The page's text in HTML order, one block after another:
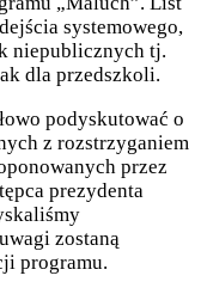
systemowego,
niepublicznych tj.
dla przedszkoli.
podyskutować o
z rozstrzyganiem
przez
prezydenta
zostaną
programu.